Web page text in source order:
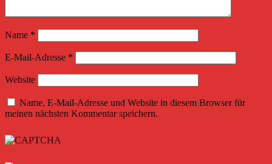
Name *
E-Mail-Adresse *
Website
Name, E-Mail-Adresse und Website in diesem Browser für
meinen nächsten Kommentar speichern.